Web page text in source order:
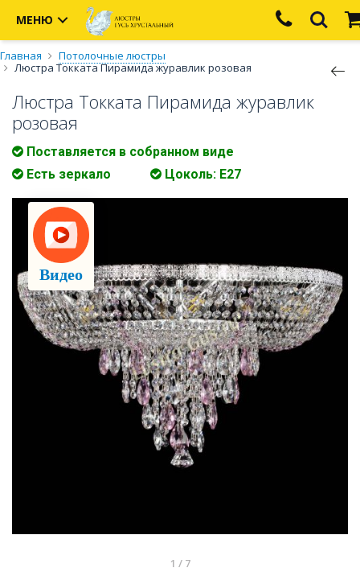
МЕНЮ
Главная
Потолочные люстры
Люстра Токката Пирамида журавлик розовая
Люстра Токката Пирамида журавлик
розовая
Поставляется в собранном виде
Есть зеркало
Цоколь: Е27
Видео
1 / 7